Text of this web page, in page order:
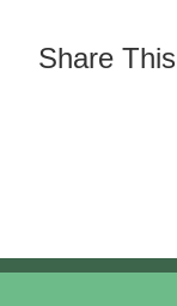
Share